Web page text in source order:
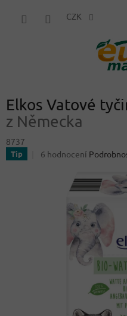
CZK
Elkos Vatové
z Německa
8737
Tip
Průměrné
hvězdiček.
6 hodnocení